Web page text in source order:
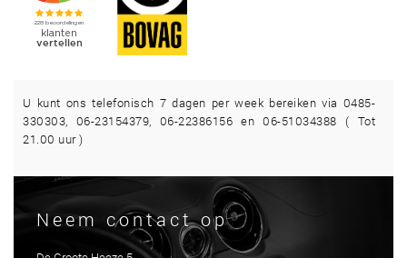
U kunt ons telefonisch 7 dagen per week bereiken via 0485-
330303, 06-23154379, 06-22386156 en 06-51034388 ( Tot
21.00 uur )
Neem contact op